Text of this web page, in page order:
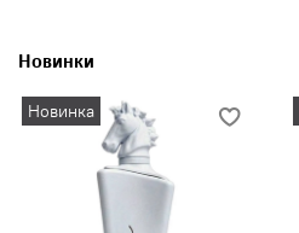
Новинки
Новинка